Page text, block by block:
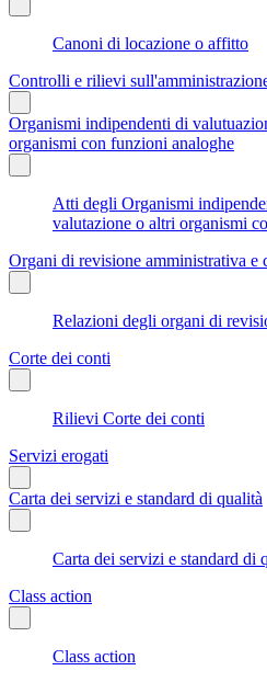
Canoni di locazione o affitto
Controlli e rilievi
Organismi indipendenti di
organismi con funzioni analoghe
Atti degli Organismi
valutazione o altri organismi
Organi di revisione amministrativa e
Relazioni degli organi di
Corte dei conti
Rilievi Corte dei conti
Servizi erogati
Carta dei servizi e standard di qualità
Carta dei servizi e standard di
Class action
Class action